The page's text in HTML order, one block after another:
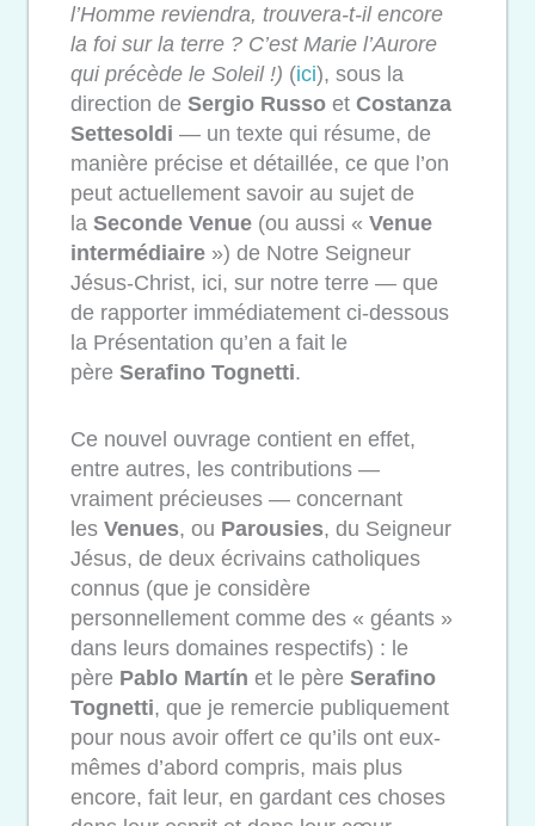
l’Homme reviendra, trouvera-t-il encore
la foi sur la terre ? C’est Marie l’Aurore
qui précède le Soleil !) (ici), sous la
direction de Sergio Russo et Costanza
Settesoldi — un texte qui résume, de
manière précise et détaillée, ce que l’on
peut actuellement savoir au sujet de
la Seconde Venue (ou aussi « Venue
intermédiaire ») de Notre Seigneur
Jésus-Christ, ici, sur notre terre — que
de rapporter immédiatement ci-dessous
la Présentation qu’en a fait le
père Serafino Tognetti.
Ce nouvel ouvrage contient en effet,
entre autres, les contributions —
vraiment précieuses — concernant
les Venues, ou Parousies, du Seigneur
Jésus, de deux écrivains catholiques
connus (que je considère
personnellement comme des « géants »
dans leurs domaines respectifs) : le
père Pablo Martín et le père Serafino
Tognetti, que je remercie publiquement
pour nous avoir offert ce qu’ils ont eux-
mêmes d’abord compris, mais plus
encore, fait leur, en gardant ces choses